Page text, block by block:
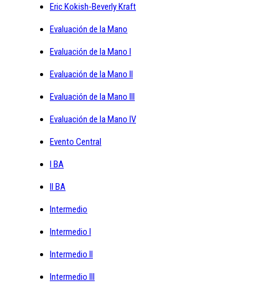
Eric Kokish-Beverly Kraft
Evaluación de la Mano
Evaluación de la Mano I
Evaluación de la Mano II
Evaluación de la Mano III
Evaluación de la Mano IV
Evento Central
I BA
II BA
Intermedio
Intermedio I
Intermedio II
Intermedio III